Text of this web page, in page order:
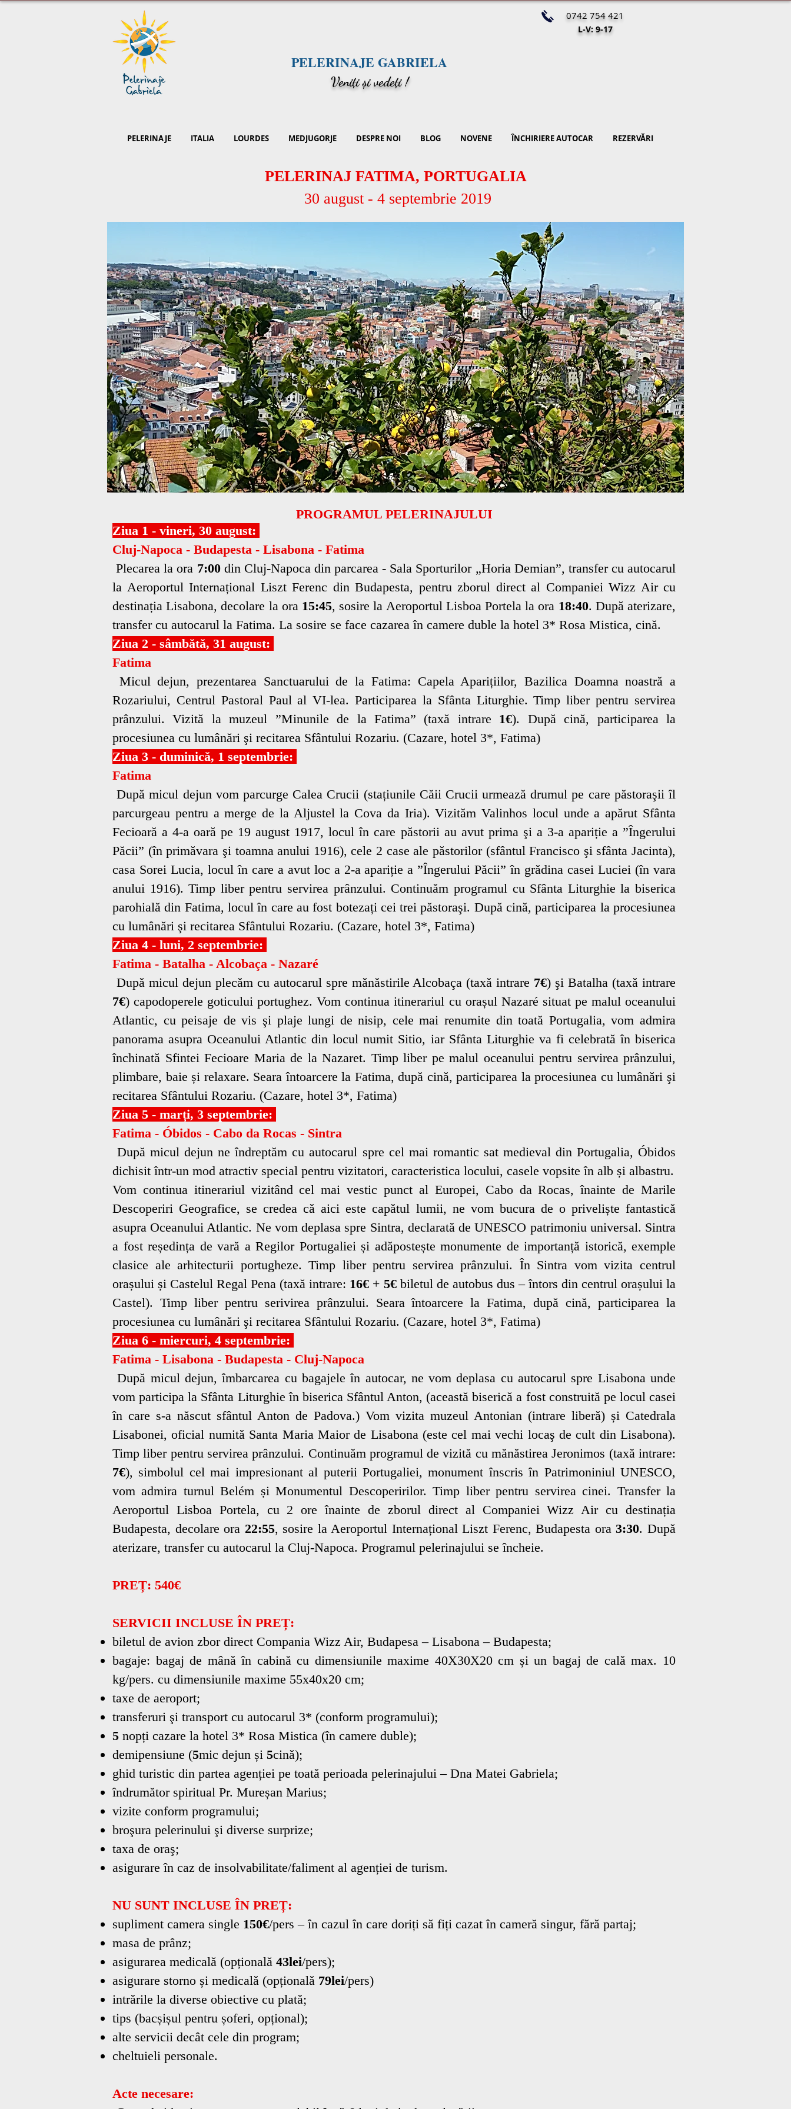
0742 754 421
L-V: 9-17
PELERINAJE GABRIELA
Veniți și vedeți !
PELERINAJE ITALIA LOURDES MEDJUGORJE DESPRE NOI BLOG NOVENE ÎNCHIRIERE AUTOCAR REZERVĂRI
PELERINAJ FATIMA, PORTUGALIA
30 august - 4 septembrie 2019
PROGRAMUL PELERINAJULUI
Ziua 1 - vineri, 30 august:
Cluj-Napoca - Budapesta - Lisabona - Fatima
Plecarea la ora 7:00din Cluj-Napoca din parcarea - Sala Sporturilor „Horia Demian”, transfer cu autocarul
la Aeroportul Internațional Liszt Ferenc din Budapesta, pentru zborul direct al Companiei Wizz Air cu
destinația Lisabona, decolare la ora 15:45, sosire la Aeroportul Lisboa Portela la ora 18:40. După aterizare,
transfer cu autocarul la Fatima. La sosire se face cazarea în camere duble la hotel 3* Rosa Mistica, cină.
Ziua 2 - sâmbătă, 31 august:
Fatima
Micul dejun, prezentarea Sanctuarului de la Fatima: Capela Aparițiilor, Bazilica Doamna noastră a
Rozariului, Centrul Pastoral Paul al VI-lea. Participarea la Sfânta Liturghie. Timp liber pentru servirea
prânzului. Vizită la muzeul ”Minunile de la Fatima” (taxă intrare 1€). După cină, participarea la
procesiunea cu lumânări şi recitarea Sfântului Rozariu. (Cazare, hotel 3*, Fatima)
Ziua 3 - duminică, 1 septembrie:
Fatima
După micul dejun vom parcurge Calea Crucii (stațiunile Căii Crucii urmează drumul pe care păstoraşii îl
parcurgeau pentru a merge de la Aljustel la Cova da Iria). Vizităm Valinhos locul unde a apărut Sfânta
Fecioară a 4-a oară pe 19 august 1917, locul în care păstorii au avut prima şi a 3-a apariție a ”Îngerului
Păcii” (în primăvara şi toamna anului 1916), cele 2 case ale păstorilor (sfântul Francisco şi sfânta Jacinta),
casa Sorei Lucia, locul în care a avut loc a 2-a apariție a ”Îngerului Păcii” în grădina casei Luciei (în vara
anului 1916). Timp liber pentru servirea prânzului. Continuăm programul cu Sfânta Liturghie la biserica
parohială din Fatima, locul în care au fost botezați cei trei păstoraşi. După cină, participarea la procesiunea
cu lumânări şi recitarea Sfântului Rozariu. (Cazare, hotel 3*, Fatima)
Ziua 4 - luni, 2 septembrie:
Fatima - Batalha - Alcobaça - Nazaré
După micul dejun plecăm cu autocarul spre mănăstirile Alcobaça (taxă intrare 7€) şi Batalha (taxă intrare
7€) capodoperele goticului portughez. Vom continua itinerariul cu orașul Nazaré situat pe malul oceanului
Atlantic, cu peisaje de vis şi plaje lungi de nisip, cele mai renumite din toată Portugalia, vom admira
panorama asupra Oceanului Atlantic din locul numit Sitio, iar Sfânta Liturghie va fi celebrată în biserica
închinată Sfintei Fecioare Maria de la Nazaret. Timp liber pe malul oceanului pentru servirea prânzului,
plimbare, baie și relaxare. Seara întoarcere la Fatima, după cină, participarea la procesiunea cu lumânări şi
recitarea Sfântului Rozariu. (Cazare, hotel 3*, Fatima)
Ziua 5 - marți, 3 septembrie:
Fatima - Óbidos - Cabo da Rocas - Sintra
După micul dejun ne îndreptăm cu autocarul spre cel mai romantic sat medieval din Portugalia, Óbidos
dichisit într-un mod atractiv special pentru vizitatori, caracteristica locului, casele vopsite în alb și albastru.
Vom continua itinerariul vizitând cel mai vestic punct al Europei, Cabo da Rocas, înainte de Marile
Descoperiri Geografice, se credea că aici este capătul lumii, ne vom bucura de o priveliște fantastică
asupra Oceanului Atlantic. Ne vom deplasa spre Sintra, declarată de UNESCO patrimoniu universal. Sintra
a fost reședința de vară a Regilor Portugaliei și adăpostește monumente de importanță istorică, exemple
clasice ale arhitecturii portugheze. Timp liber pentru servirea prânzului. În Sintra vom vizita centrul
orașului și Castelul Regal Pena (taxă intrare: 16€ + 5€biletul de autobus dus – întors din centrul orașului la
Castel). Timp liber pentru serivirea prânzului. Seara întoarcere la Fatima, după cină, participarea la
procesiunea cu lumânări şi recitarea Sfântului Rozariu. (Cazare, hotel 3*, Fatima)
Ziua 6 - miercuri, 4 septembrie:
Fatima - Lisabona - Budapesta - Cluj-Napoca
După micul dejun, îmbarcarea cu bagajele în autocar, ne vom deplasa cu autocarul spre Lisabona unde
vom participa la Sfânta Liturghie în biserica Sfântul Anton, (această biserică a fost construită pe locul casei
în care s-a născut sfântul Anton de Padova.) Vom vizita muzeul Antonian (intrare liberă) și Catedrala
Lisabonei, oficial numită Santa Maria Maior de Lisabona (este cel mai vechi locaş de cult din Lisabona).
Timp liber pentru servirea prânzului. Continuăm programul de vizită cu mănăstirea Jeronimos (taxă intrare:
7€), simbolul cel mai impresionant al puterii Portugaliei, monument înscris în Patrimoniniul UNESCO,
vom admira turnul Belém și Monumentul Descoperirilor. Timp liber pentru servirea cinei. Transfer la
Aeroportul Lisboa Portela, cu 2 ore înainte de zborul direct al Companiei Wizz Air cu destinația
Budapesta, decolare ora 22:55, sosire la Aeroportul Internațional Liszt Ferenc, Budapesta ora3:30. După
aterizare, transfer cu autocarul la Cluj-Napoca. Programul pelerinajului se încheie.
PREȚ: 540€
SERVICII INCLUSE ÎN PREȚ:
biletul de avion zbor direct Compania Wizz Air, Budapesa – Lisabona – Budapesta;
bagaje: bagaj de mână în cabină cu dimensiunile maxime 40X30X20 cm și un bagaj de cală max. 10
kg/pers. cu dimensiunile maxime 55x40x20 cm;
taxe de aeroport;
transferuri şi transport cu autocarul 3* (conform programului);
5 nopți cazare la hotel 3* Rosa Mistica (în camere duble);
demipensiune (5mic dejun și 5cină);
ghid turistic din partea agenției pe toată perioada pelerinajului – Dna Matei Gabriela;
îndrumător spiritual Pr. Mureșan Marius;
vizite conform programului;
broşura pelerinului şi diverse surprize;
taxa de oraş;
asigurare în caz de insolvabilitate/faliment al agenției de turism.
NU SUNT INCLUSE ÎN PREȚ:
supliment camera single 150€/pers – în cazul în care doriți să fiți cazat în cameră singur, fără partaj;
masa de prânz;
asigurarea medicală (opțională 43lei/pers);
asigurare storno și medicală (opțională 79lei/pers)
intrările la diverse obiective cu plată;
tips (bacșișul pentru șoferi, opțional);
alte servicii decât cele din program;
cheltuieli personale.
Acte necesare: